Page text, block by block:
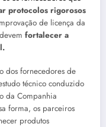
protocolos rigorosos
de licença da
fortalecer a
dos fornecedores de
técnico conduzido
da Companhia
forma, os parceiros
produtos